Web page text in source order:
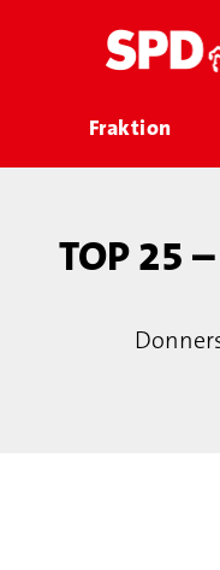
Fraktion
TOP 25